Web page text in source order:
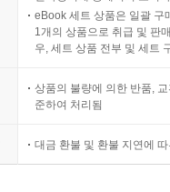
eBook 세트 상품은 일괄 구
1개의 상품으로 취급 및 판
우, 세트 상품 전부 및 세트
상품의 불량에 의한 반품,
준하여 처리됨
대금 환불 및 환불 지연에